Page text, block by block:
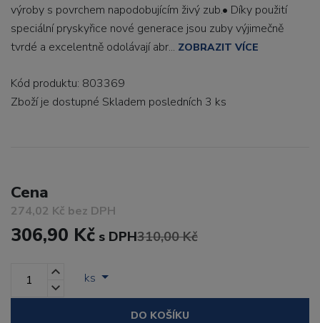
výroby s povrchem napodobujícím živý zub.• Díky použití
speciální pryskyřice nové generace jsou zuby výjimečně
tvrdé a excelentně odolávají abr... ZOBRAZIT VÍCE
Kód produktu: 803369
Zboží je dostupné Skladem posledních 3 ks
Cena
274,02 Kč bez DPH
306,90 Kč s DPH310,00 Kč
ks
DO KOŠÍKU